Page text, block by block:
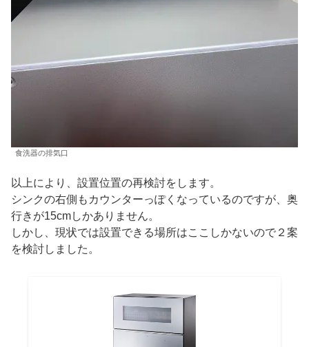
食洗器の排気口
以上により、設置位置の再検討をします。
シンクの右側もカウンターっぽくなっているのですが、奥
行きが15cmしかありません。
しかし、現状では設置できる場所はここしかないので２案
を検討しました。